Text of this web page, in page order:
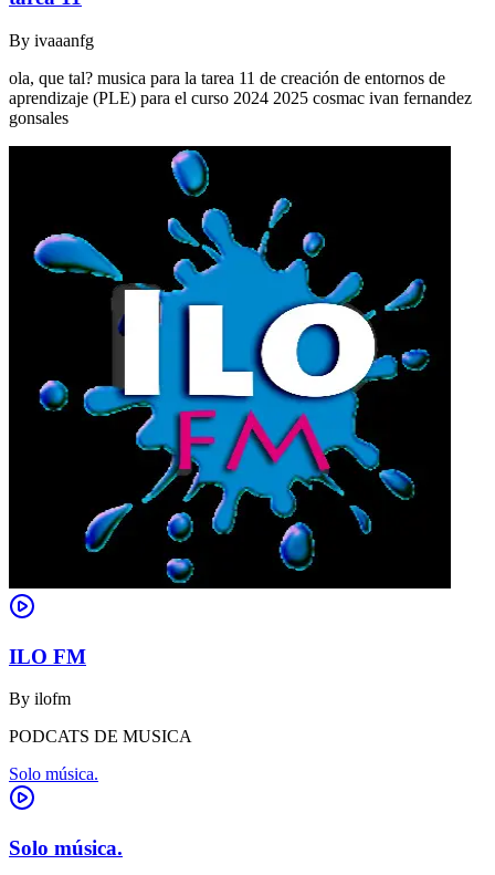
By ivaaanfg
ola, que tal? musica para la tarea 11 de creación de entornos de
aprendizaje (PLE) para el curso 2024 2025 cosmac ivan fernandez
gonsales
ILO FM
By ilofm
PODCATS DE MUSICA
Solo música.
Solo música.